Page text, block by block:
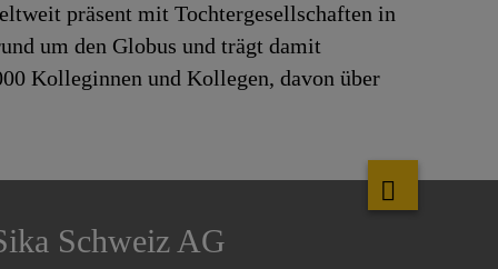
präsent mit Tochtergesellschaften in
um den Globus und trägt damit
Kolleginnen und Kollegen, davon über
Schweiz AG